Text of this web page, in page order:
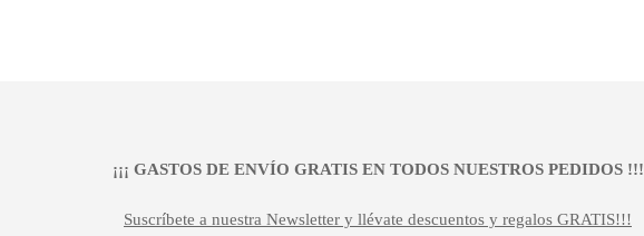
¡¡¡ GASTOS DE ENVÍO GRATIS EN TODOS NUESTROS PEDIDOS !!!
Suscríbete a nuestra Newsletter y llévate descuentos y regalos GRATIS!!!